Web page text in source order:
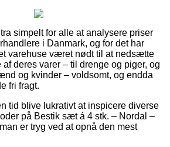
simpelt for alle at analysere priser
i Danmark, og for det har
varehuse været nødt til at nedsætte
deres varer – til drenge og piger, og
og kvinder – voldsomt, og endda
fri fragt.
tid blive lukrativt at inspicere diverse
på Bestik sæt á 4 stk. – Nordal –
er tryg ved at opnå den mest